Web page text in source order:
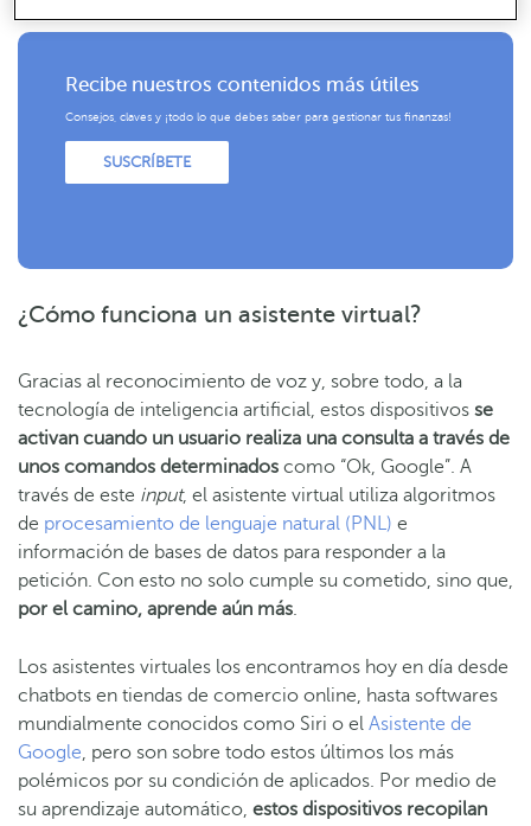
Recibe nuestros contenidos más útiles
Consejos, claves y ¡todo lo que debes saber para gestionar tus finanzas!
SUSCRÍBETE
¿Cómo funciona un asistente virtual?
Gracias al reconocimiento de voz y, sobre todo, a la
tecnología de inteligencia artificial, estos dispositivos se
activan cuando un usuario realiza una consulta a través de
unos comandos determinados como “Ok, Google”. A
través de este input, el asistente virtual utiliza algoritmos
de procesamiento de lenguaje natural (PNL) e
información de bases de datos para responder a la
petición. Con esto no solo cumple su cometido, sino que,
por el camino, aprende aún más.
Los asistentes virtuales los encontramos hoy en día desde
chatbots en tiendas de comercio online, hasta softwares
mundialmente conocidos como Siri o el Asistente de
Google, pero son sobre todo estos últimos los más
polémicos por su condición de aplicados. Por medio de
su aprendizaje automático, estos dispositivos recopilan